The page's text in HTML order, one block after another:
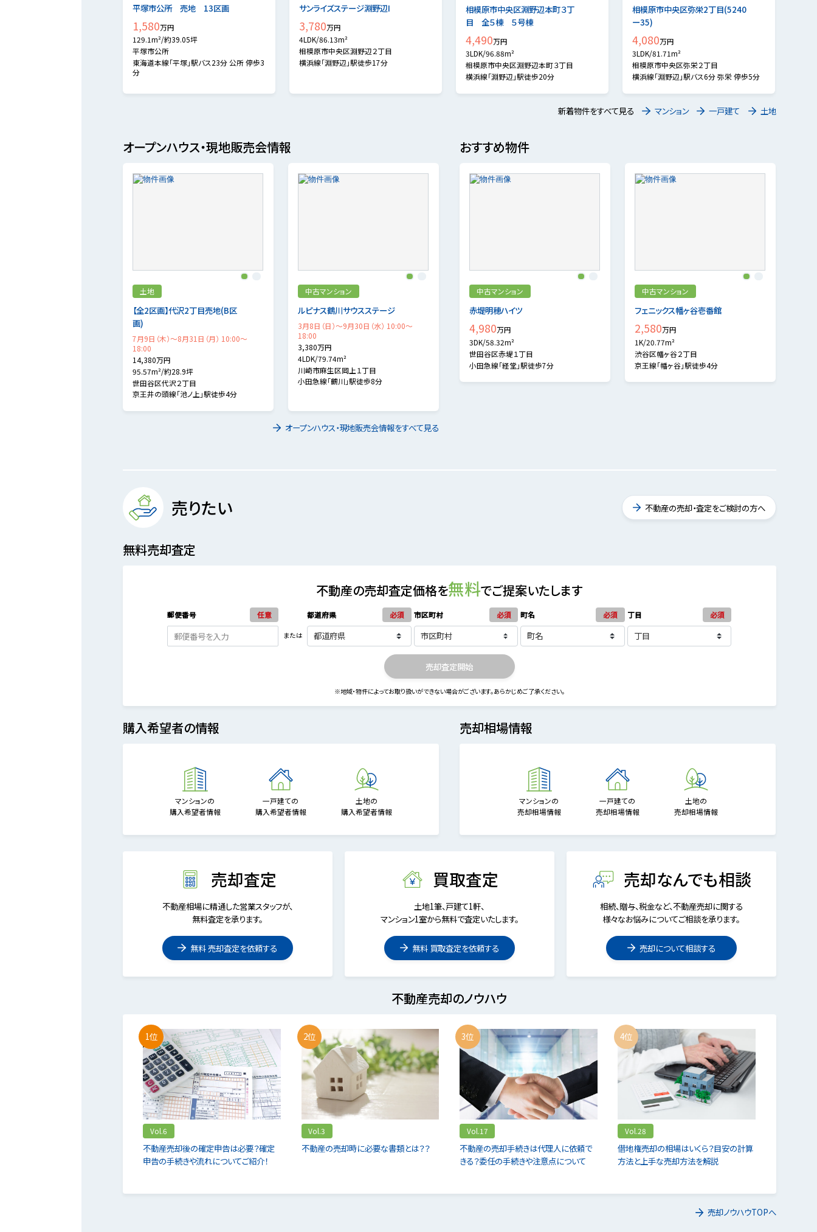
平塚市公所 売地 13区画
1,580万円
129.1m²/約39.05坪
平塚市公所
東海道本線「平塚」駅バス23分 公所 停歩3
分
サンライズステージ淵野辺I
3,780万円
4LDK/86.13m²
相模原市中央区淵野辺２丁目
横浜線「淵野辺」駅徒歩17分
相模原市中央区淵野辺本町３丁
目 全５棟 ５号棟
4,490万円
3LDK/96.88m²
相模原市中央区淵野辺本町３丁目
横浜線「淵野辺」駅徒歩20分
相模原市中央区弥栄2丁目(5240
ー35)
4,080万円
3LDK/81.71m²
相模原市中央区弥栄２丁目
横浜線「淵野辺」駅バス6分 弥栄 停歩5分
新着物件をすべて見る マンション 一戸建て 土地
オープンハウス・現地販売会情報
1
【全2区画】代沢2丁目売地(B区
画)
土地
7月9日（木）～8月31日（月） 10:00～
18:00
14,380万円
95.57m²/約28.9坪
世田谷区代沢２丁目
京王井の頭線「池ノ上」駅徒歩4分
1
ルピナス鶴川サウスステージ
中古マンション
3月8日（日）～9月30日（水） 10:00～
18:00
3,380万円
4LDK/79.74m²
川崎市麻生区岡上１丁目
小田急線「鶴川」駅徒歩8分
オープンハウス・現地販売会情報をすべて見る
おすすめ物件
1
赤堤明穂ハイツ
中古マンション
4,980万円
3DK/58.32m²
世田谷区赤堤１丁目
小田急線「経堂」駅徒歩7分
1
フェニックス幡ヶ谷壱番館
中古マンション
2,580万円
1K/20.77m²
渋谷区幡ヶ谷２丁目
京王線「幡ヶ谷」駅徒歩4分
売りたい 不動産の売却・査定をご検討の方へ
無料売却査定
不動産の売却査定価格を無料でご提案いたします
郵便番号 任意
または
都道府県 必須 市区町村 必須 町名 必須 丁目 必須
売却査定開始
※地域・物件によってお取り扱いができない場合がございます。あらかじめご了承ください。
購入希望者の情報
マンションの
購入希望者情報
一戸建ての
購入希望者情報
土地の
購入希望者情報
売却相場情報
マンションの
売却相場情報
一戸建ての
売却相場情報
土地の
売却相場情報
売却査定
不動産相場に精通した営業スタッフが、
無料査定を承ります。
無料 売却査定を依頼する
買取査定
土地1筆、戸建て1軒、
マンション1室から無料で査定いたします。
無料 買取査定を依頼する
売却なんでも相談
相続、贈与、税金など、不動産売却に関する
様々なお悩みについてご相談を承ります。
売却について相談する
不動産売却のノウハウ
1位
Vol.6
不動産売却後の確定申告は必要？確定
申告の手続きや流れについてご紹介！
2位
Vol.3
不動産の売却時に必要な書類とは？？
3位
Vol.17
不動産の売却手続きは代理人に依頼で
きる？委任の手続きや注意点について
4位
Vol.28
借地権売却の相場はいくら？目安の計算
方法と上手な売却方法を解説
売却ノウハウTOPへ